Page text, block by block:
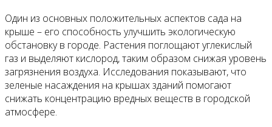
Один из основных положительных аспектов сада на
крыше – его способность улучшить экологическую
обстановку в городе. Растения поглощают углекислый
газ и выделяют кислород, таким образом снижая уровень
загрязнения воздуха. Исследования показывают, что
зеленые насаждения на крышах зданий помогают
снижать концентрацию вредных веществ в городской
атмосфере.